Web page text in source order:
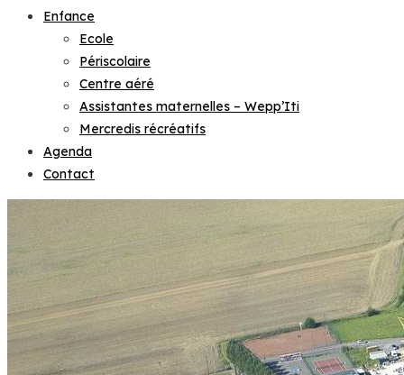
Enfance
Ecole
Périscolaire
Centre aéré
Assistantes maternelles – Wepp’Iti
Mercredis récréatifs
Agenda
Contact